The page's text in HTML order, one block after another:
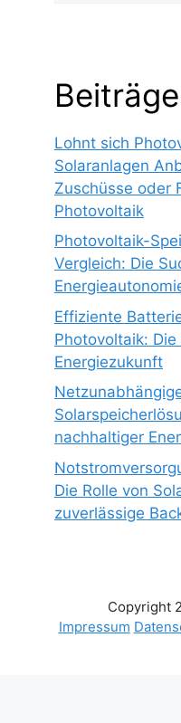
Beiträge
Lohnt sich
Solaranlagen
Zuschüsse oder
Photovoltaik
Photovoltaik-
Vergleich: Die
Effiziente
Photovoltaik:
Energiezukunft
nachhaltiger
Die Rolle von
zuverlässige
Copyright
Impressum